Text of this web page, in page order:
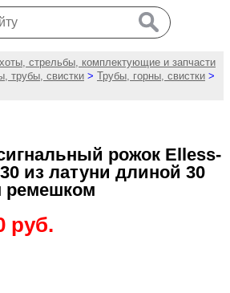
стрельбы, комплектующие и запчасти
трубы, свистки > Трубы, горны, свистки >
рожок Elless-
из латуни длиной 30
ремешком
руб.